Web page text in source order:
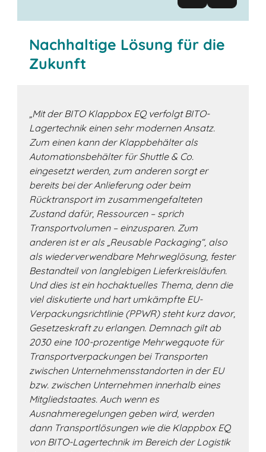
Nachhaltige Lösung für die
Zukunft
„Mit der BITO Klappbox EQ verfolgt BITO-
Lagertechnik einen sehr modernen Ansatz.
Zum einen kann der Klappbehälter als
Automationsbehälter für Shuttle & Co.
eingesetzt werden, zum anderen sorgt er
bereits bei der Anlieferung oder beim
Rücktransport im zusammengefalteten
Zustand dafür, Ressourcen – sprich
Transportvolumen – einzusparen. Zum
anderen ist er als „Reusable Packaging“, also
als wiederverwendbare Mehrweglösung, fester
Bestandteil von langlebigen Lieferkreisläufen.
Und dies ist ein hochaktuelles Thema, denn die
viel diskutierte und hart umkämpfte EU-
Verpackungsrichtlinie (PPWR) steht kurz davor,
Gesetzeskraft zu erlangen. Demnach gilt ab
2030 eine 100-prozentige Mehrwegquote für
Transportverpackungen bei Transporten
zwischen Unternehmensstandorten in der EU
bzw. zwischen Unternehmen innerhalb eines
Mitgliedstaates. Auch wenn es
Ausnahmeregelungen geben wird, werden
dann Transportlösungen wie die Klappbox EQ
von BITO-Lagertechnik im Bereich der Logistik